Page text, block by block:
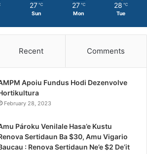
27 ℃
Sun
27 ℃
Mon
28 ℃
Tue
Recent Comments
Apoiu Fundus Hodi Dezenvolve
February 28, 2023
Pároku Venilale Hasa’e Kustu
Sertidaun Ba $30, Amu Vigario
: Renova Sertidaun Ne’e $2 De’it